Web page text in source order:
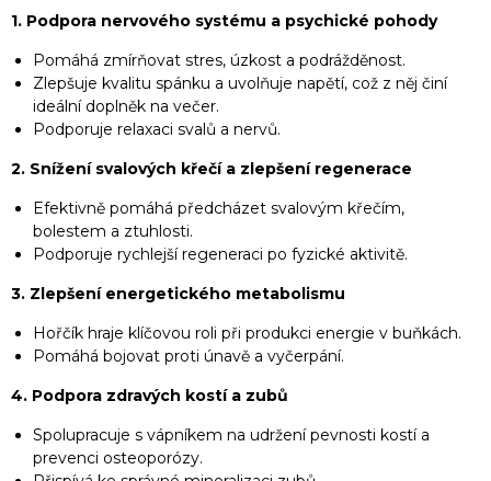
1. Podpora nervového systému a psychické pohody
Pomáhá zmírňovat stres, úzkost a podrážděnost.
Zlepšuje kvalitu spánku a uvolňuje napětí, což z něj činí
ideální doplněk na večer.
Podporuje relaxaci svalů a nervů.
2. Snížení svalových křečí a zlepšení regenerace
Efektivně pomáhá předcházet svalovým křečím,
bolestem a ztuhlosti.
Podporuje rychlejší regeneraci po fyzické aktivitě.
3. Zlepšení energetického metabolismu
Hořčík hraje klíčovou roli při produkci energie v buňkách.
Pomáhá bojovat proti únavě a vyčerpání.
4. Podpora zdravých kostí a zubů
Spolupracuje s vápníkem na udržení pevnosti kostí a
prevenci osteoporózy.